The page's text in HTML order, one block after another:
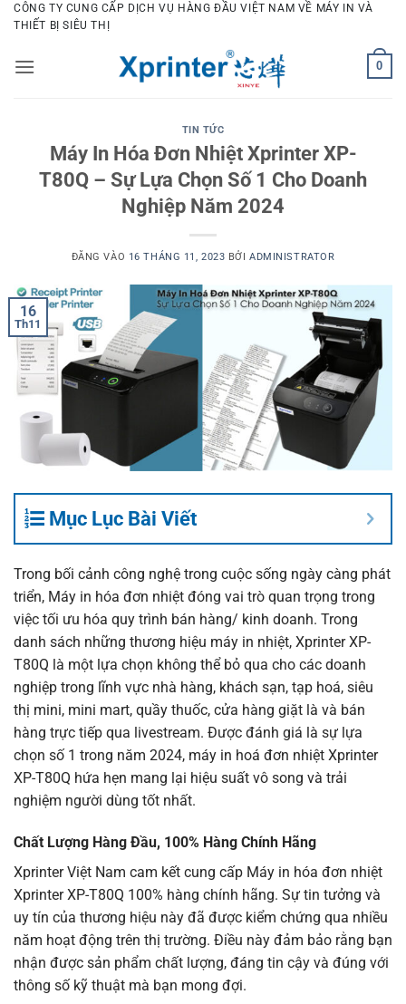
Bỏ
qua
dung
CÔNG TY CUNG CẤP DỊCH VỤ HÀNG ĐẦU VIỆT NAM VỀ MÁY IN VÀ
THIẾT BỊ SIÊU THỊ
0
TIN TỨC
Máy In Hóa Đơn Nhiệt Xprinter XP-
T80Q – Sự Lựa Chọn Số 1 Cho Doanh
Nghiệp Năm 2024
ĐĂNG VÀO 16 THÁNG 11, 2023 BỞIADMINISTRATOR
16
Th11
Mục Lục Bài Viết
Trong bối cảnh công nghệ trong cuộc sống ngày càng phát
triển, Máy in hóa đơn nhiệt đóng vai trò quan trọng trong
việc tối ưu hóa quy trình bán hàng/ kinh doanh. Trong
danh sách những thương hiệu máy in nhiệt, Xprinter XP-
T80Q là một lựa chọn không thể bỏ qua cho các doanh
nghiệp trong lĩnh vực nhà hàng, khách sạn, tạp hoá, siêu
thị mini, mini mart, quầy thuốc, cửa hàng giặt là và bán
hàng trực tiếp qua livestream. Được đánh giá là sự lựa
chọn số 1 trong năm 2024, máy in hoá đơn nhiệt Xprinter
XP-T80Q hứa hẹn mang lại hiệu suất vô song và trải
nghiệm người dùng tốt nhất.
Chất Lượng Hàng Đầu, 100% Hàng Chính Hãng
Xprinter Việt Nam cam kết cung cấp Máy in hóa đơn nhiệt
XprinterXP-T80Q 100% hàng chính hãng. Sự tin tưởng và
uy tín của thương hiệu này đã được kiểm chứng qua nhiều
năm hoạt động trên thị trường. Điều này đảm bảo rằng bạn
nhận được sản phẩm chất lượng, đáng tin cậy và đúng với
thông số kỹ thuật mà bạn mong đợi.